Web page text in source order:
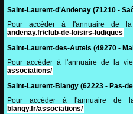
Saint-Laurent-d'Andenay (71210 -
Pour accéder à l'annuaire de
andenay.fr/club-de-loisirs-ludiques
Saint-Laurent-des-Autels (49270 -
Pour accéder à l'annuaire de la
associations/
Saint-Laurent-Blangy (62223 - Pas-
Pour accéder à l'annuaire de
blangy.fr/associations/